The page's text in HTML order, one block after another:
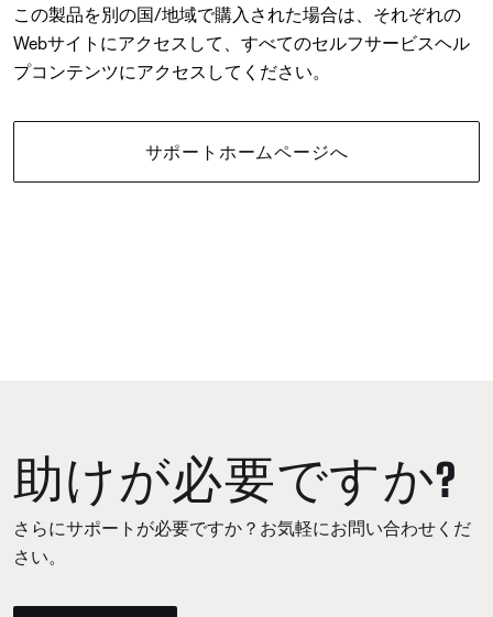
この製品を別の国/地域で購入された場合は、それぞれの
Webサイトにアクセスして、すべてのセルフサービスヘル
プコンテンツにアクセスしてください。
サポートホームページへ
助けが必要ですか?
さらにサポートが必要ですか？お気軽にお問い合わせくだ
さい。